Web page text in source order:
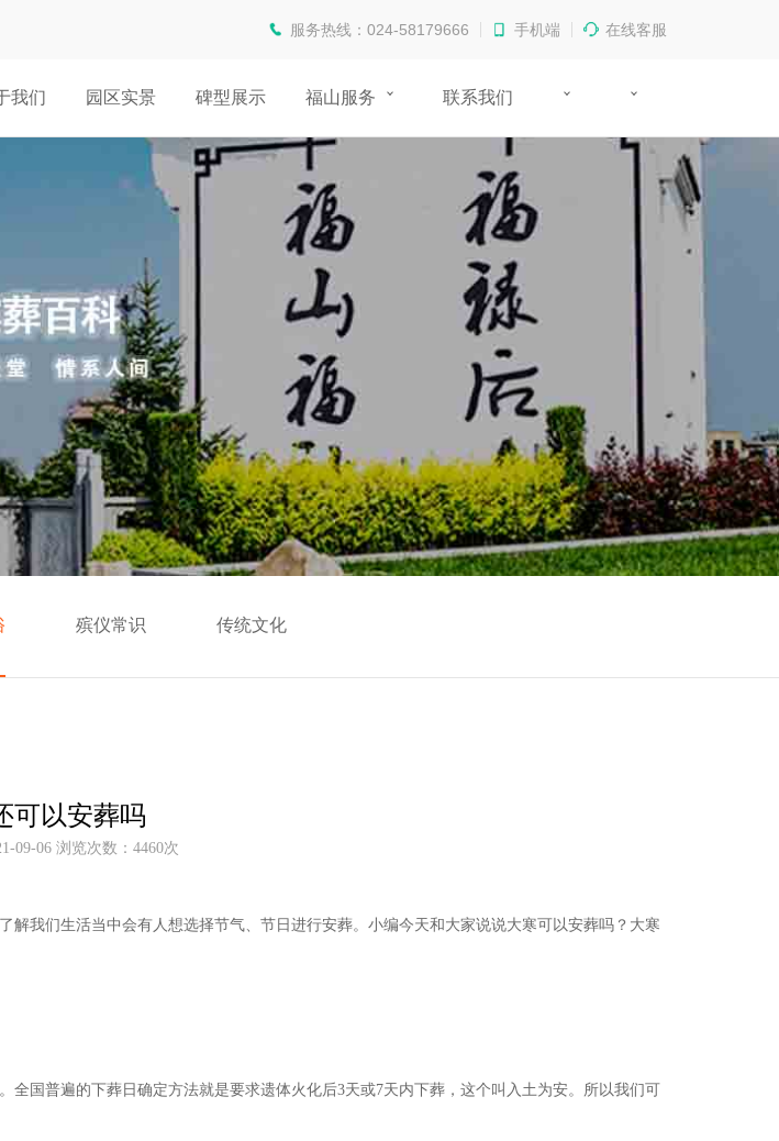
服务热线：024-58179666 手机端 在线客服
我们 园区实景 碑型展示 福山服务 联系我们
殡仪常识 传统文化
可以安葬吗
09-06 浏览次数：4460次
解我们生活当中会有人想选择节气、节日进行安葬。小编今天和大家说说大寒可以安葬吗？大寒
全国普遍的下葬日确定方法就是要求遗体火化后3天或7天内下葬，这个叫入土为安。所以我们可